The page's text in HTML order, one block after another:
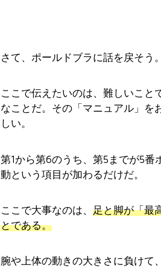
さて、ポールドブラに話を戻そう。
ここで伝えたいのは、難しいこと
なことだ。その「マニュアル」を
しい。
第1から第6のうち、第5までが5
動という項目が加わるだけだ。
ここで大事なのは、 足と脚が「最
とである。
腕や上体の動きの大きさに負けて